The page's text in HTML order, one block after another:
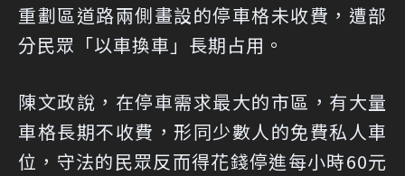
重劃區道路兩側畫設的停車格未收費，遭部
分民眾「以車換車」長期占用。
陳文政說，在停車需求最大的市區，有大量
車格長期不收費，形同少數人的免費私人車
位，守法的民眾反而得花錢停進每小時60元